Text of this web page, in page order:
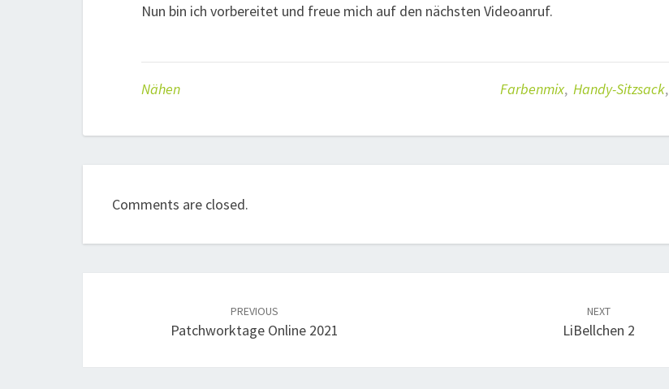
Nun bin ich vorbereitet und freue mich auf den nächsten Videoanruf.
Nähen Farbenmix, Handy-Sitzsack,
Comments are closed.
PREVIOUS
Patchworktage Online 2021
NEXT
LiBellchen 2